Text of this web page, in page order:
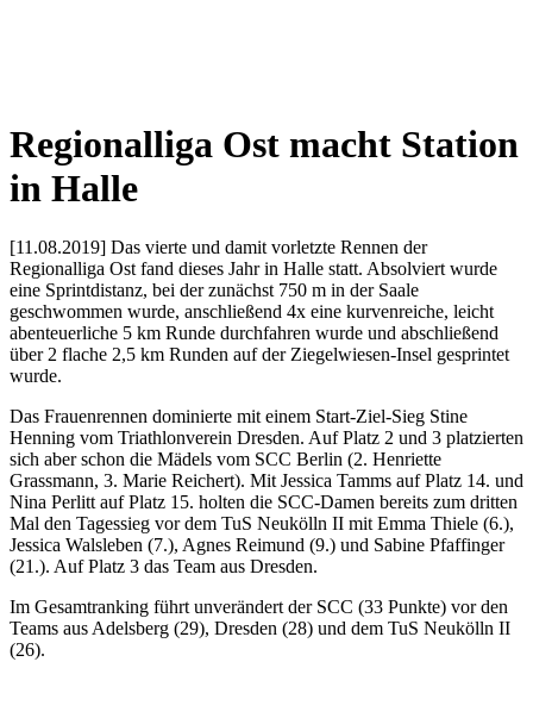
Regionalliga Ost macht Station
in Halle
[11.08.2019] Das vierte und damit vorletzte Rennen der
Regionalliga Ost fand dieses Jahr in Halle statt. Absolviert wurde
eine Sprintdistanz, bei der zunächst 750 m in der Saale
geschwommen wurde, anschließend 4x eine kurvenreiche, leicht
abenteuerliche 5 km Runde durchfahren wurde und abschließend
über 2 flache 2,5 km Runden auf der Ziegelwiesen-Insel gesprintet
wurde.
Das Frauenrennen dominierte mit einem Start-Ziel-Sieg Stine
Henning vom Triathlonverein Dresden. Auf Platz 2 und 3 platzierten
sich aber schon die Mädels vom SCC Berlin (2. Henriette
Grassmann, 3. Marie Reichert). Mit Jessica Tamms auf Platz 14. und
Nina Perlitt auf Platz 15. holten die SCC-Damen bereits zum dritten
Mal den Tagessieg vor dem TuS Neukölln II mit Emma Thiele (6.),
Jessica Walsleben (7.), Agnes Reimund (9.) und Sabine Pfaffinger
(21.). Auf Platz 3 das Team aus Dresden.
Im Gesamtranking führt unverändert der SCC (33 Punkte) vor den
Teams aus Adelsberg (29), Dresden (28) und dem TuS Neukölln II
(26).